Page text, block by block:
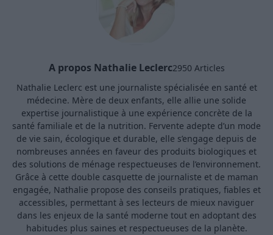
A propos Nathalie Leclerc2950 Articles
Nathalie Leclerc est une journaliste spécialisée en santé et
médecine. Mère de deux enfants, elle allie une solide
expertise journalistique à une expérience concrète de la
santé familiale et de la nutrition. Fervente adepte d’un mode
de vie sain, écologique et durable, elle s’engage depuis de
nombreuses années en faveur des produits biologiques et
des solutions de ménage respectueuses de l’environnement.
Grâce à cette double casquette de journaliste et de maman
engagée, Nathalie propose des conseils pratiques, fiables et
accessibles, permettant à ses lecteurs de mieux naviguer
dans les enjeux de la santé moderne tout en adoptant des
habitudes plus saines et respectueuses de la planète.